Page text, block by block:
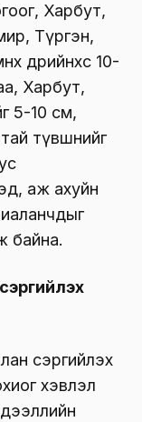
Харбут,
Түргэн,
өдрийнхөөс 10-
Харбут,
5-10 см,
түвшнийг
аж ахуйн
байна.
сэргийлэх
хэвлэл